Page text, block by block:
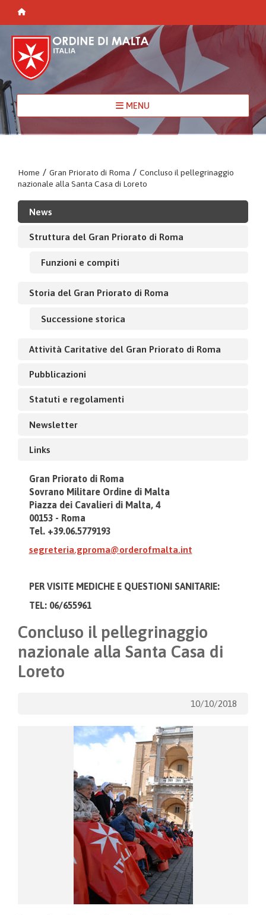
MENU
Home / Gran Priorato di Roma / Concluso il pellegrinaggio
nazionale alla Santa Casa di Loreto
News
Struttura del Gran Priorato di Roma
Funzioni e compiti
Storia del Gran Priorato di Roma
Successione storica
Attività Caritative del Gran Priorato di Roma
Pubblicazioni
Statuti e regolamenti
Newsletter
Links
Gran Priorato di Roma
Sovrano Militare Ordine di Malta
Piazza dei Cavalieri di Malta, 4
00153 - Roma
Tel. +39.06.5779193
segreteria.gproma@orderofmalta.int
PER VISITE MEDICHE E QUESTIONI SANITARIE:
TEL: 06/655961
Concluso il pellegrinaggio
nazionale alla Santa Casa di
Loreto
10/10/2018